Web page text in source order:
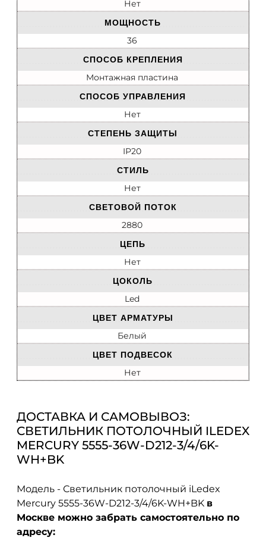
Нет
МОЩНОСТЬ
36
СПОСОБ КРЕПЛЕНИЯ
Монтажная пластина
СПОСОБ УПРАВЛЕНИЯ
Нет
СТЕПЕНЬ ЗАЩИТЫ
IP20
СТИЛЬ
Нет
СВЕТОВОЙ ПОТОК
2880
ЦЕПЬ
Нет
ЦОКОЛЬ
Led
ЦВЕТ АРМАТУРЫ
Белый
ЦВЕТ ПОДВЕСОК
Нет
ДОСТАВКА И САМОВЫВОЗ:
СВЕТИЛЬНИК ПОТОЛОЧНЫЙ ILEDEX
MERCURY 5555-36W-D212-3/4/6K-
WH+BK
Модель - Светильник потолочный iLedex
Mercury 5555-36W-D212-3/4/6K-WH+BK в
Москве можно забрать самостоятельно по
адресу: